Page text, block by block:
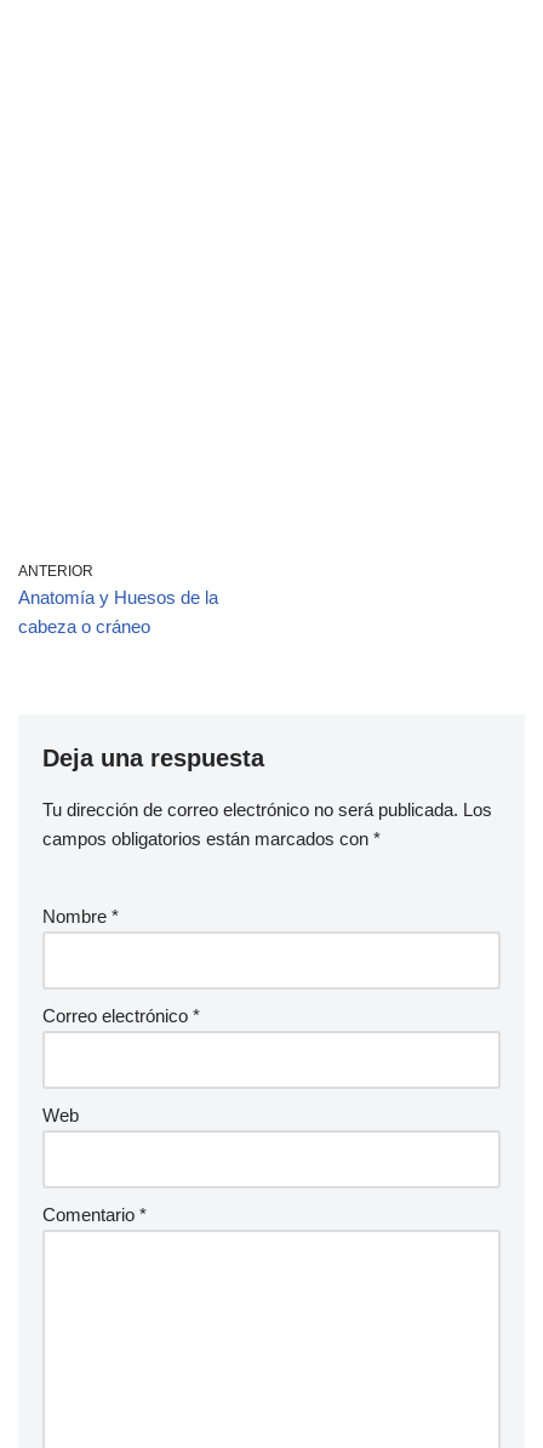
ANTERIOR
Anatomía y Huesos de la
cabeza o cráneo
Deja una respuesta
Tu dirección de correo electrónico no será publicada. Los
campos obligatorios están marcados con *
Nombre *
Correo electrónico *
Web
Comentario *